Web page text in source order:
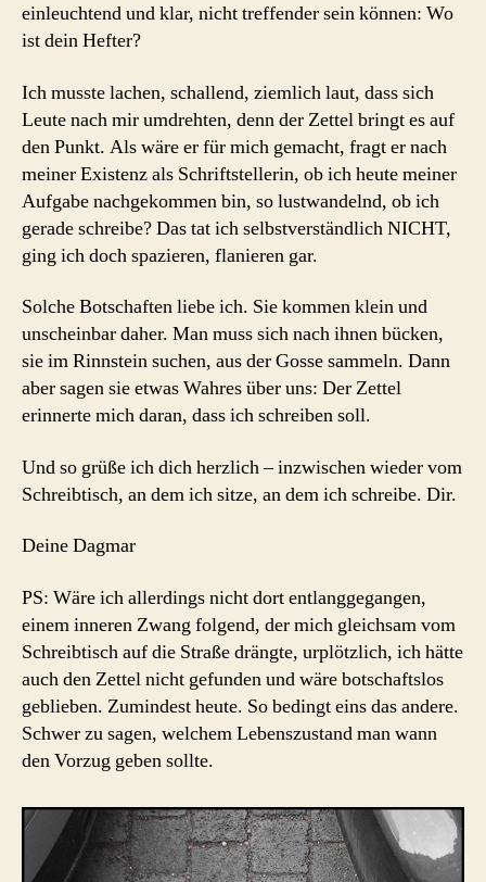
einleuchtend und klar, nicht treffender sein können: Wo
ist dein Hefter?
Ich musste lachen, schallend, ziemlich laut, dass sich
Leute nach mir umdrehten, denn der Zettel bringt es auf
den Punkt. Als wäre er für mich gemacht, fragt er nach
meiner Existenz als Schriftstellerin, ob ich heute meiner
Aufgabe nachgekommen bin, so lustwandelnd, ob ich
gerade schreibe? Das tat ich selbstverständlich NICHT,
ging ich doch spazieren, flanieren gar.
Solche Botschaften liebe ich. Sie kommen klein und
unscheinbar daher. Man muss sich nach ihnen bücken,
sie im Rinnstein suchen, aus der Gosse sammeln. Dann
aber sagen sie etwas Wahres über uns: Der Zettel
erinnerte mich daran, dass ich schreiben soll.
Und so grüße ich dich herzlich – inzwischen wieder vom
Schreibtisch, an dem ich sitze, an dem ich schreibe. Dir.
Deine Dagmar
PS: Wäre ich allerdings nicht dort entlanggegangen,
einem inneren Zwang folgend, der mich gleichsam vom
Schreibtisch auf die Straße drängte, urplötzlich, ich hätte
auch den Zettel nicht gefunden und wäre botschaftslos
geblieben. Zumindest heute. So bedingt eins das andere.
Schwer zu sagen, welchem Lebenszustand man wann
den Vorzug geben sollte.